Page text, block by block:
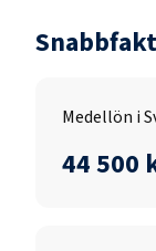
Medellön i
44 500